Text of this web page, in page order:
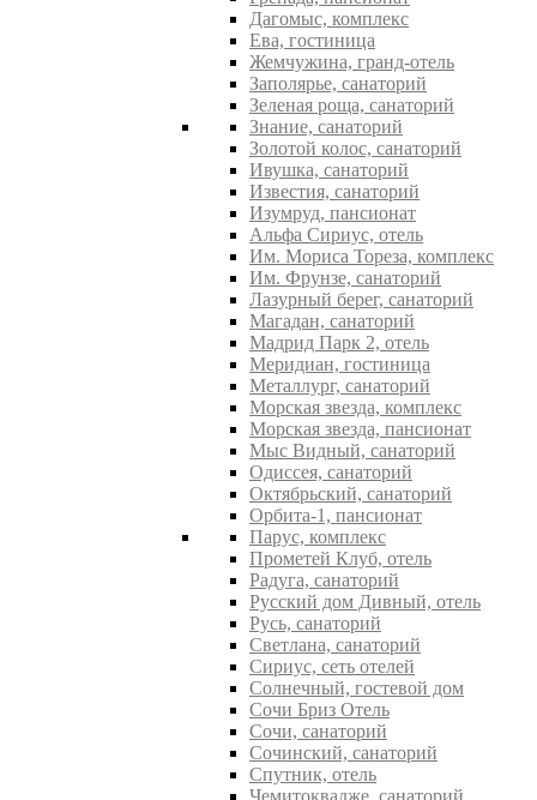
Дагомыс, комплекс
Ева, гостиница
Жемчужина, гранд-отель
Заполярье, санаторий
Зеленая роща, санаторий
Знание, санаторий
Золотой колос, санаторий
Ивушка, санаторий
Известия, санаторий
Изумруд, пансионат
Альфа Сириус, отель
Им. Мориса Тореза, комплекс
Им. Фрунзе, санаторий
Лазурный берег, санаторий
Магадан, санаторий
Мадрид Парк 2, отель
Меридиан, гостиница
Металлург, санаторий
Морская звезда, комплекс
Морская звезда, пансионат
Мыс Видный, санаторий
Одиссея, санаторий
Октябрьский, санаторий
Орбита-1, пансионат
Парус, комплекс
Прометей Клуб, отель
Радуга, санаторий
Русский дом Дивный, отель
Русь, санаторий
Светлана, санаторий
Сириус, сеть отелей
Солнечный, гостевой дом
Сочи Бриз Отель
Сочи, санаторий
Сочинский, санаторий
Спутник, отель
Чемитоквадже, санаторий